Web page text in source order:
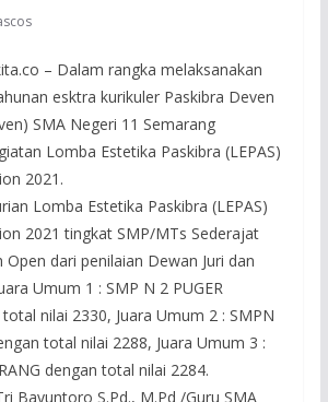
– Dalam rangka melaksanakan
esktra kurikuler Paskibra Deven
SMA Negeri 11 Semarang
Lomba Estetika Paskibra (LEPAS)
2021.
Lomba Estetika Paskibra (LEPAS)
2021 tingkat SMP/MTs Sederajat
Open dari penilaian Dewan Juri dan
Umum 1 : SMP N 2 PUGER
total nilai 2330, Juara Umum 2 : SMPN
total nilai 2288, Juara Umum 3 :
dengan total nilai 2284.
Bayuntoro S.Pd., M.Pd /Guru SMA